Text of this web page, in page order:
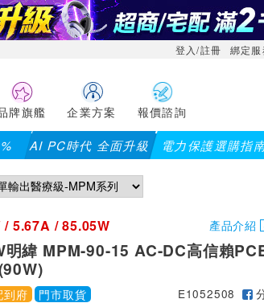
登入/註冊 綁定服
牌旗艦 企業方案 報價諮詢
AI PC時代 全面升級 電力保護選購指
/ 5.67A / 85.05W 產品介紹
明緯 MPM-90-15 AC-DC高信賴
到府 門市取貨 E1052508